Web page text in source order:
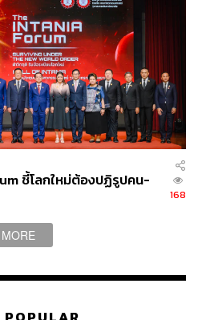
ชี้โลกใหม่ต้องปฏิรูปคน-
168
MORE